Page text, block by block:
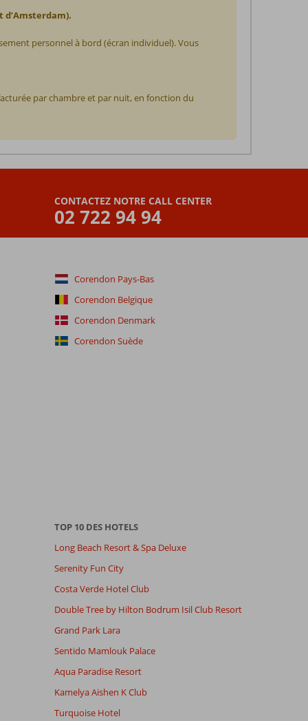
d’Amsterdam).
personnel à bord (écran individuel). Vous
par chambre et par nuit, en fonction du
CONTACTEZ NOTRE CALL CENTER
02 722 94 94
Corendon Pays-Bas
Corendon Belgique
Corendon Denmark
Corendon Suède
TOP 10 DES HOTELS
Long Beach Resort & Spa Deluxe
Serenity Fun City
Costa Verde Hotel Club
Double Tree by Hilton Bodrum Isil Club Resort
Grand Park Lara
Sentido Mamlouk Palace
Aqua Paradise Resort
Kamelya Aishen K Club
Turquoise Hotel